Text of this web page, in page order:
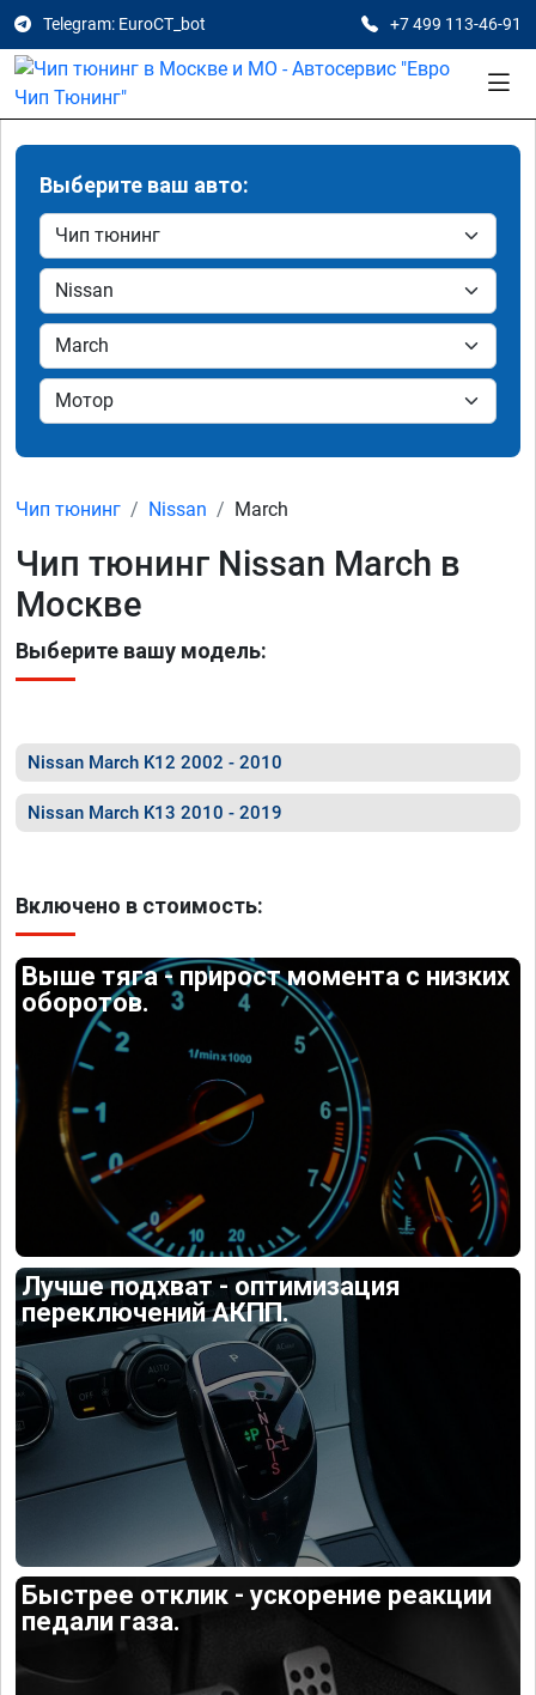
Telegram: EuroCT_bot +7 499 113-46-91
Выберите ваш авто:
Чип тюнинг Nissan March
Чип тюнинг Nissan March в
Москве
Выберите вашу модель:
Nissan March K12 2002 - 2010
Nissan March K13 2010 - 2019
Включено в стоимость:
Выше тяга - прирост момента с низких
оборотов.
Лучше подхват - оптимизация
переключений АКПП.
Быстрее отклик - ускорение реакции
педали газа.